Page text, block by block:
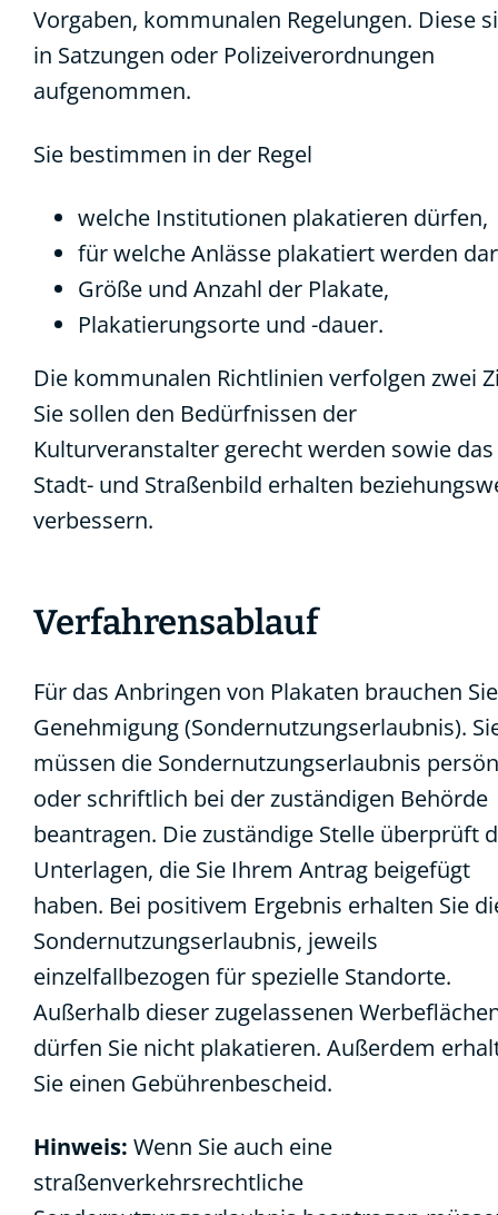
Vorgaben, kommunalen Regelungen. Diese
in Satzungen oder Polizeiverordnungen
aufgenommen.
Sie bestimmen in der Regel
welche Institutionen plakatieren dürfen,
für welche Anlässe plakatiert werden
Größe und Anzahl der Plakate,
Plakatierungsorte und -dauer.
Die kommunalen Richtlinien verfolgen zwei
Sie sollen den Bedürfnissen der
Kulturveranstalter gerecht werden sowie das
Stadt- und Straßenbild erhalten
verbessern.
Verfahrensablauf
Für das Anbringen von Plakaten brauchen
Genehmigung (Sondernutzungserlaubnis).
müssen die Sondernutzungserlaubnis
oder schriftlich bei der zuständigen Behörde
beantragen. Die zuständige Stelle überprüft
Unterlagen, die Sie Ihrem Antrag beigefügt
haben. Bei positivem Ergebnis erhalten Sie
Sondernutzungserlaubnis, jeweils
einzelfallbezogen für spezielle Standorte.
Außerhalb dieser zugelassenen
dürfen Sie nicht plakatieren. Außerdem
Sie einen Gebührenbescheid.
Hinweis: Wenn Sie auch eine
straßenverkehrsrechtliche